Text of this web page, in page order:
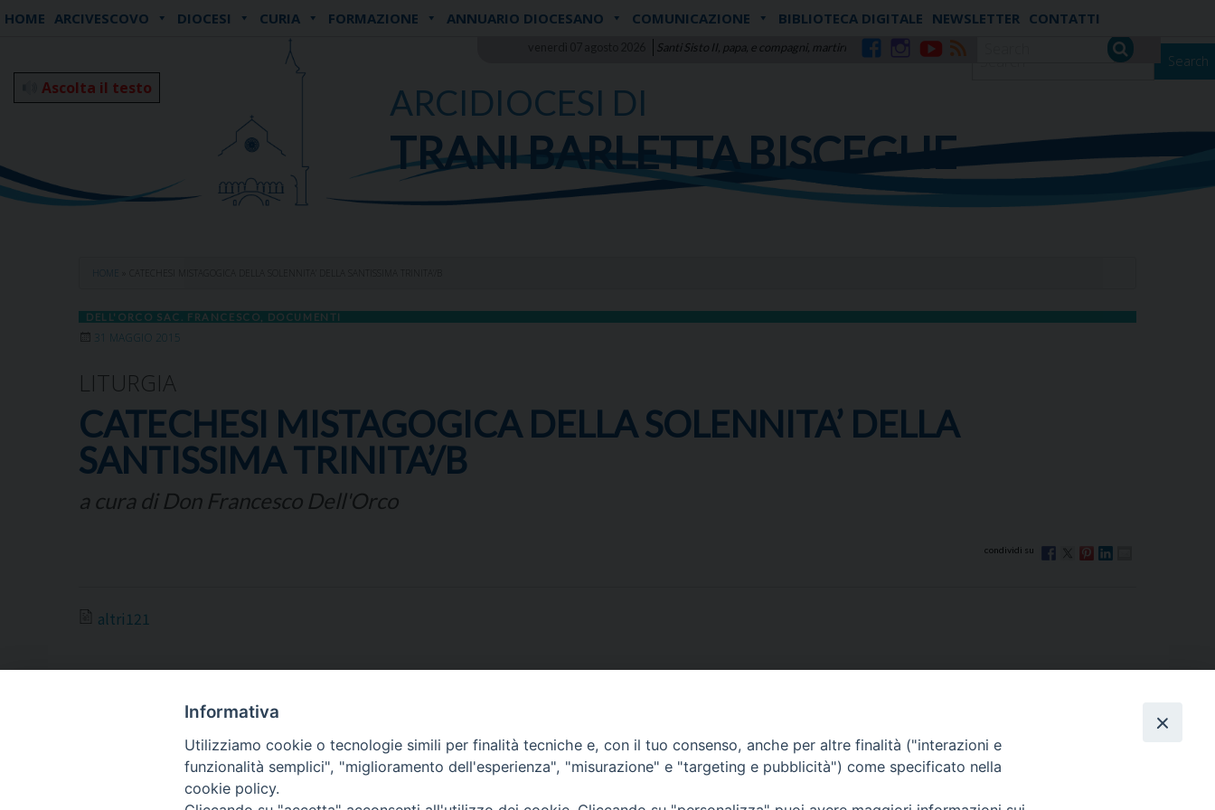
Skip
Santi Sisto II, papa, e compagni, martiri
HOME ARCIVESCOVO DIOCESI CURIA FORMAZIONE ANNUARIO DIOCESANO COMUNICAZIONE BIBLIOTECA DIGITALE NEWSLETTER CONTATTI
Search
ARCIDIOCESI DI
TRANI BARLETTA BISCEGLIE
Ascolta il testo
HOME
DELL'ORCO SAC. FRANCESCO DOCUMENTI
31 MAGGIO 2015
LITURGIA
CATECHESI MISTAGOGICA DELLA SOLENNITA’ DELLA
SANTISSIMA TRINITA’/B
a cura di Don Francesco Dell'Orco
altri121
Corato, Margherita di Savoia,
Via Beltrani, 9
Informativa
Utilizziamo cookie o tecnologie simili per finalità tecniche e, con il tuo consenso, anche per altre finalità ("interazioni e
funzionalità semplici", "miglioramento dell'esperienza", "misurazione" e "targeting e pubblicità") come specificato nella
cookie policy.